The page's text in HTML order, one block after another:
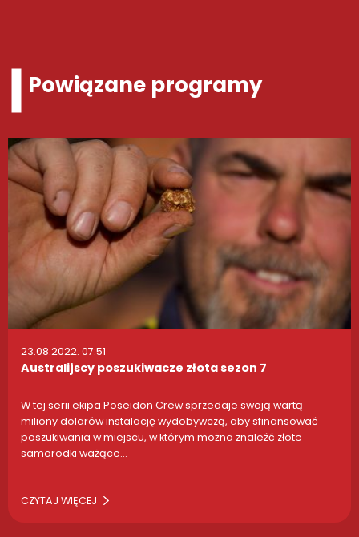
Powiązane programy
23.08.2022. 07:51
Australijscy poszukiwacze złota sezon 7
W tej serii ekipa Poseidon Crew sprzedaje swoją wartą
miliony dolarów instalację wydobywczą, aby sfinansować
poszukiwania w miejscu, w którym można znaleźć złote
samorodki ważące…
CZYTAJ WIĘCEJ